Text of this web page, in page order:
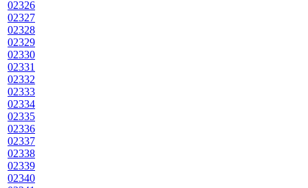
02326
02327
02328
02329
02330
02331
02332
02333
02334
02335
02336
02337
02338
02339
02340